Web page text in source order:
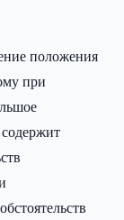
положения
при